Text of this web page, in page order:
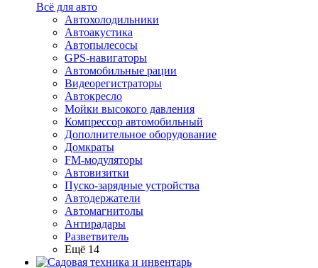
Всё для авто
Автохолодильники
Автоакустика
Автопылесосы
GPS-навигаторы
Автомобильные рации
Видеорегистраторы
Автокресло
Мойки высокого давления
Компрессор автомобильный
Дополнительное оборудование
Домкраты
FM-модуляторы
Автовизитки
Пуско-зарядные устройства
Автодержатели
Автомагнитолы
Антирадары
Разветвитель
Ещё 14